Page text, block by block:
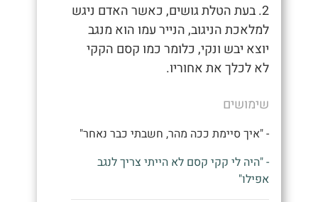
2. בעת הטלת גושים, כאשר האדם ניגש
למלאכת הניגוב, הנייר עמו הוא מנגב
יוצא יבש ונקי, כלומר כמו קסם הקקי
לא לכלך את אחוריו.
שימושים
- "איך סיימת ככה מהר, חשבתי כבר נאחר"
- "היה לי קקי קסם לא הייתי צריך לנגב
אפילו"